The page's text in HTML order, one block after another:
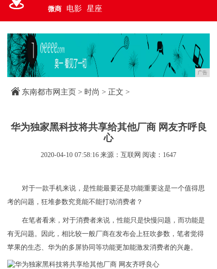
微商 电影 星座
广告
东南都市网主页 > 时尚 > 正文 >
华为独家黑科技将共享给其他厂商 网友齐呼良
心
2020-04-10 07:58:16 来源：互联网 阅读：1647
对于一款手机来说，是性能最要还是功能重要这是一个值得思
考的问题，狂堆参数究竟能不能打动消费者？
在笔者看来，对于消费者来说，性能只是快慢问题，而功能是
有无问题。因此，相比较一般厂商在发布会上狂吹参数，笔者觉得
苹果的生态、华为的多屏协同等功能更加能激发消费者的兴趣。